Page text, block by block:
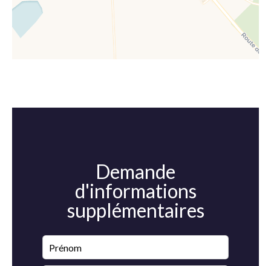
Demande
d'informations
supplémentaires